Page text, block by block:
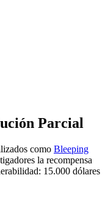
Parcial
como Bleeping
la recompensa
15.000 dólares